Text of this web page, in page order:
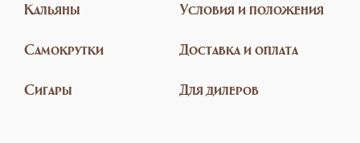
Кальяны
Самокрутки
Сигары
Условия и положения
Доставка и оплата
Для дилеров